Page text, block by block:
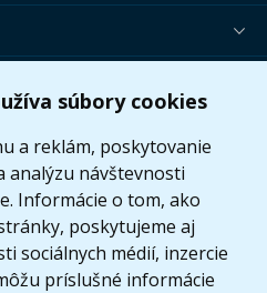
súbory cookies
a reklám, poskytovanie
analýzu návštevnosti
Informácie o tom, ako
poskytujeme aj
sociálnych médií, inzercie
príslušné informácie